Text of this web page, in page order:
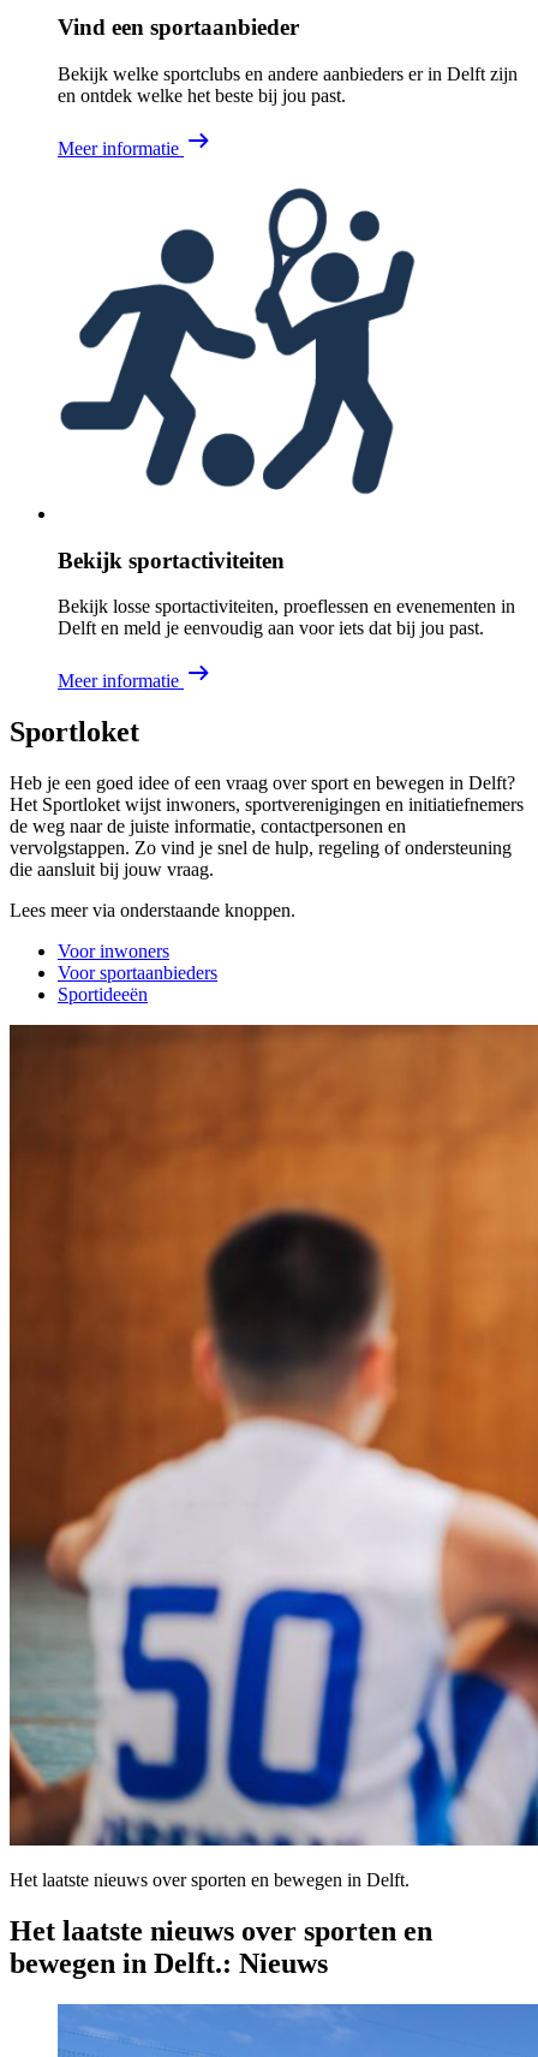
Vind een sportaanbieder
Bekijk welke sportclubs en andere aanbieders er in Delft zijn
en ontdek welke het beste bij jou past.
Meer informatie
Bekijk sportactiviteiten
Bekijk losse sportactiviteiten, proeflessen en evenementen in
Delft en meld je eenvoudig aan voor iets dat bij jou past.
Meer informatie
Sportloket
Heb je een goed idee of een vraag over sport en bewegen in Delft?
Het Sportloket wijst inwoners, sportverenigingen en initiatiefnemers
de weg naar de juiste informatie, contactpersonen en
vervolgstappen. Zo vind je snel de hulp, regeling of ondersteuning
die aansluit bij jouw vraag.
Lees meer via onderstaande knoppen.
Voor inwoners
Voor sportaanbieders
Sportideeën
Het laatste nieuws over sporten en bewegen in Delft.
Het laatste nieuws over sporten en
bewegen in Delft.: Nieuws